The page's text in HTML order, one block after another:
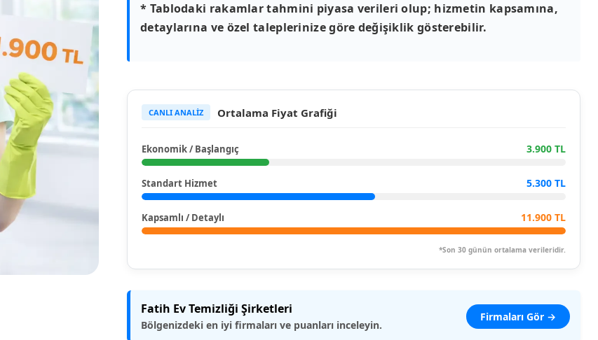
* Tablodaki rakamlar tahmini piyasa verileri olup; hizmetin kapsamına,
detaylarına ve özel taleplerinize göre değişiklik gösterebilir.
CANLI ANALİZ Ortalama Fiyat Grafiği
Ekonomik / Başlangıç 3.900 TL
Standart Hizmet 5.300 TL
Kapsamlı / Detaylı 11.900 TL
*Son 30 günün ortalama verileridir.
Fatih Ev Temizliği Şirketleri
Bölgenizdeki en iyi firmaları ve puanları inceleyin.
Firmaları Gör →